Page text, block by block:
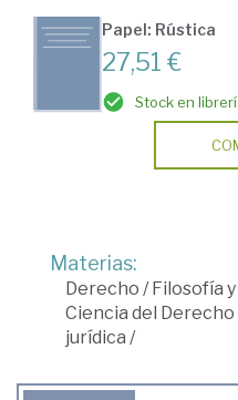
Papel: Rústica
27,51 €
Stock en
Materias:
Derecho / Filosofía
Ciencia del Derecho
jurídica /